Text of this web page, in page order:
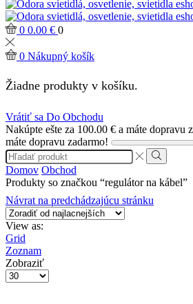
0 0.00 € 0
0 Nákupný košík
Žiadne produkty v košíku.
Vrátiť sa Do Obchodu
Nakúpte ešte za 100.00 € a máte dopravu
máte dopravu zadarmo!
Search
input
Search
Domov Obchod
Produkty so značkou “regulátor na kábel”
Návrat na predchádzajúcu stránku
View as:
Grid
Zoznam
Zobraziť
Produktov